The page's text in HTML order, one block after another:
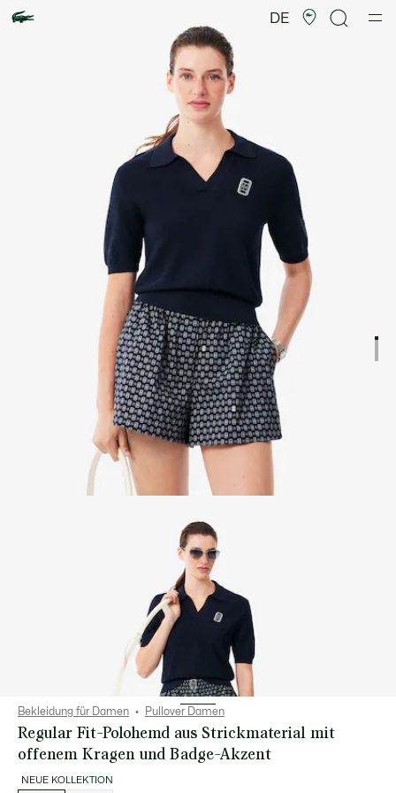
DE
Bekleidung für Damen Pullover Damen
Regular Fit-Polohemd aus Strickmaterial mit
offenem Kragen und Badge-Akzent
NEUE KOLLEKTION